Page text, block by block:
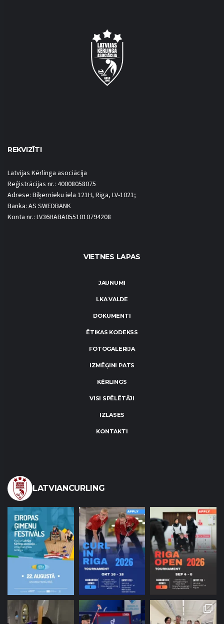
REKVIZĪTI
Latvijas Kērlinga asociācija
Reģistrācijas nr.: 40008058075
Adrese: Biķernieku iela 121H, Rīga, LV-1021;
Banka: AS SWEDBANK
Konta nr.: LV36HABA0551010794208
VIETNES LAPAS
JAUNUMI
LKA VALDE
DOKUMENTI
ĒTIKAS KODEKSS
FOTOGALERIJA
IZMĒĢINI PATS
KĒRLINGS
VISI SPĒLĒTĀJI
IZLASES
KONTAKTI
LATVIANCURLING